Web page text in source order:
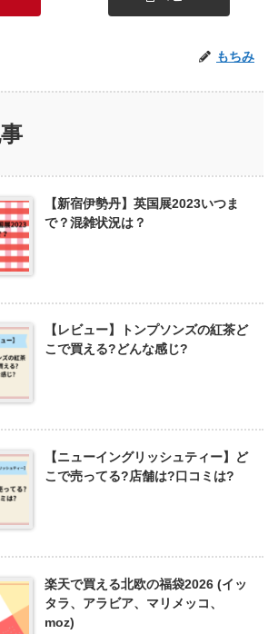
もちみ
【新宿伊勢丹】英国展2023いつま
で？混雑状況は？
【レビュー】トンプソンズの紅茶ど
こで買える?どんな感じ?
【ニューイングリッシュティー】ど
こで売ってる?店舗は?口コミは?
楽天で買える北欧の福袋2026 (イッ
タラ、アラビア、マリメッコ、
moz)